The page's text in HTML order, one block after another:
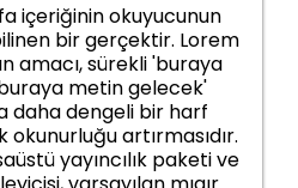
içeriğinin okuyucunun
bir gerçektir. Lorem
amacı, sürekli 'buraya
metin gelecek'
daha dengeli bir harf
okunurluğu artırmasıdır.
yayıncılık paketi ve